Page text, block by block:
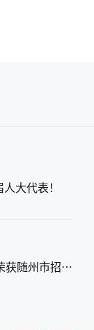
大代表！
东莞市湖北商会会长金超等11位商会会长荣获随州市招商大使称号